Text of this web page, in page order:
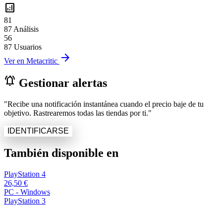
analytics
81
87 Análisis
56
87 Usuarios
Ver en Metacritic arrow_forward
notifications_active Gestionar alertas
"Recibe una notificación instantánea cuando el precio baje de tu
objetivo. Rastrearemos todas las tiendas por ti."
IDENTIFICARSE
También disponible en
PlayStation 4
26,50 €
PC - Windows
PlayStation 3